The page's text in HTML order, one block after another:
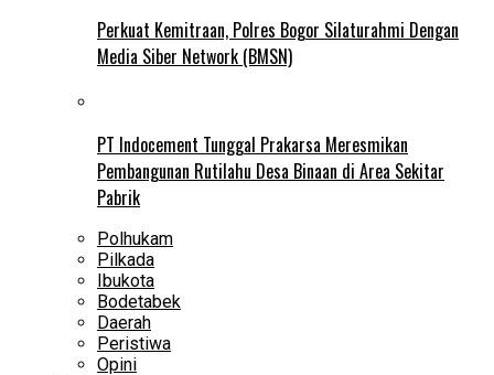
Perkuat Kemitraan, Polres Bogor Silaturahmi Dengan
Media Siber Network (BMSN)
PT Indocement Tunggal Prakarsa Meresmikan
Pembangunan Rutilahu Desa Binaan di Area Sekitar
Pabrik
Polhukam
Pilkada
Ibukota
Bodetabek
Daerah
Peristiwa
Opini